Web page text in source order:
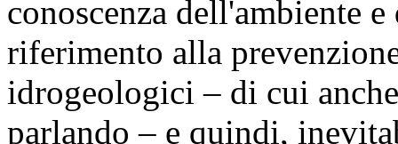
conoscenza dell'ambiente
riferimento alla
idrogeologici – di cui
parlando – e quindi,